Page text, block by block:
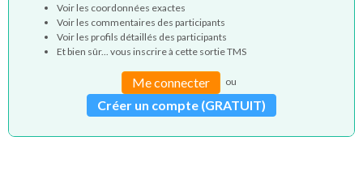
Voir les coordonnées exactes
Voir les commentaires des participants
Voir les profils détaillés des participants
Et bien sûr... vous inscrire à cette sortie TMS
Me connecter ou
Créer un compte (GRATUIT)